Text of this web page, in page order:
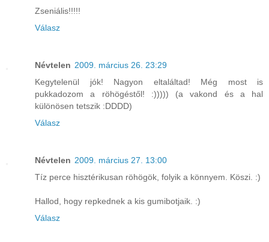
Zseniális!!!!!
Válasz
Névtelen 2009. március 26. 23:29
Kegytelenül jók! Nagyon eltaláltad! Még most is
pukkadozom a röhögéstől! :))))) (a vakond és a hal
különösen tetszik :DDDD)
Válasz
Névtelen 2009. március 27. 13:00
Tíz perce hisztérikusan röhögök, folyik a könnyem. Köszi. :)
Hallod, hogy repkednek a kis gumibotjaik. :)
Válasz